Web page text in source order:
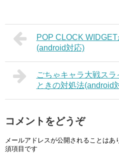
POP CLOCK
(android対応)
ごちゃキャラ大戦ス
ときの対処法(android
コメントをどうぞ
メールアドレスが公開されることはあ
須項目です